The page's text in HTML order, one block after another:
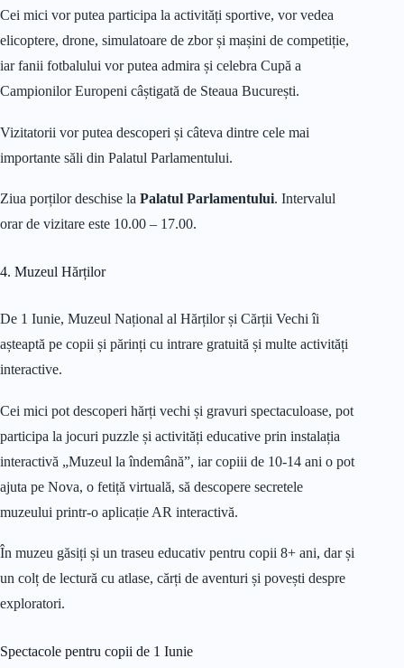
Cei mici vor putea participa la activități sportive, vor vedea
elicoptere, drone, simulatoare de zbor și mașini de competiție,
iar fanii fotbalului vor putea admira și celebra Cupă a
Campionilor Europeni câștigată de Steaua București.
Vizitatorii vor putea descoperi și câteva dintre cele mai
importante săli din Palatul Parlamentului.
Ziua porților deschise la Palatul Parlamentului. Intervalul
orar de vizitare este 10.00 – 17.00.
4. Muzeul Hărților
De 1 Iunie, Muzeul Național al Hărților și Cărții Vechi îi
așteaptă pe copii și părinți cu intrare gratuită și multe activități
interactive.
Cei mici pot descoperi hărți vechi și gravuri spectaculoase, pot
participa la jocuri puzzle și activități educative prin instalația
interactivă „Muzeul la îndemână”, iar copiii de 10-14 ani o pot
ajuta pe Nova, o fetiță virtuală, să descopere secretele
muzeului printr-o aplicație AR interactivă.
În muzeu găsiți și un traseu educativ pentru copii 8+ ani, dar și
un colț de lectură cu atlase, cărți de aventuri și povești despre
exploratori.
Spectacole pentru copii de 1 Iunie